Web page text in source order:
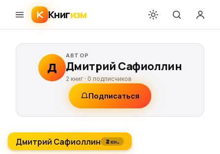
Книгизм
Д
АВТОР
Дмитрий Сафиоллин
2 книг · 0 подписчиков
Подписаться
Дмитрий Сафиоллин 2 кн.